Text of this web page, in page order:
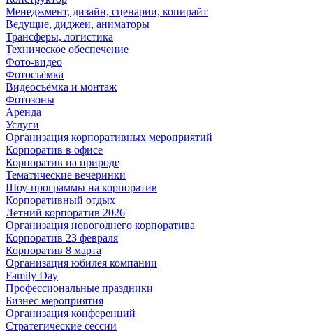
Менеджмент, дизайн, сценарии, копирайт
Ведущие, диджеи, аниматоры
Трансферы, логистика
Техническое обеспечение
Фото-видео
Фотосъёмка
Видеосъёмка и монтаж
Фотозоны
Аренда
Услуги
Организация корпоративных мероприятий
Корпоратив в офисе
Корпоратив на природе
Тематические вечеринки
Шоу-программы на корпоратив
Корпоративный отдых
Летний корпоратив 2026
Организация новогоднего корпоратива
Корпоратив 23 февраля
Корпоратив 8 марта
Организация юбилея компании
Family Day
Профессиональные праздники
Бизнес мероприятия
Организация конференций
Стратегические сессии